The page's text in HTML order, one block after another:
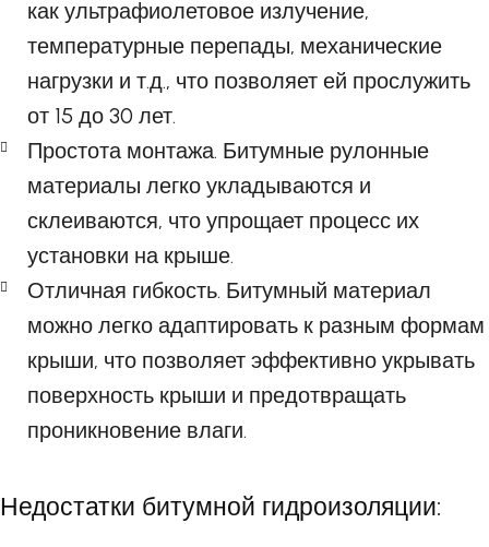
как ультрафиолетовое излучение,
температурные перепады, механические
нагрузки и т.д., что позволяет ей прослужить
от 15 до 30 лет.
Простота монтажа. Битумные рулонные
материалы легко укладываются и
склеиваются, что упрощает процесс их
установки на крыше.
Отличная гибкость. Битумный материал
можно легко адаптировать к разным формам
крыши, что позволяет эффективно укрывать
поверхность крыши и предотвращать
проникновение влаги.
Недостатки битумной гидроизоляции: